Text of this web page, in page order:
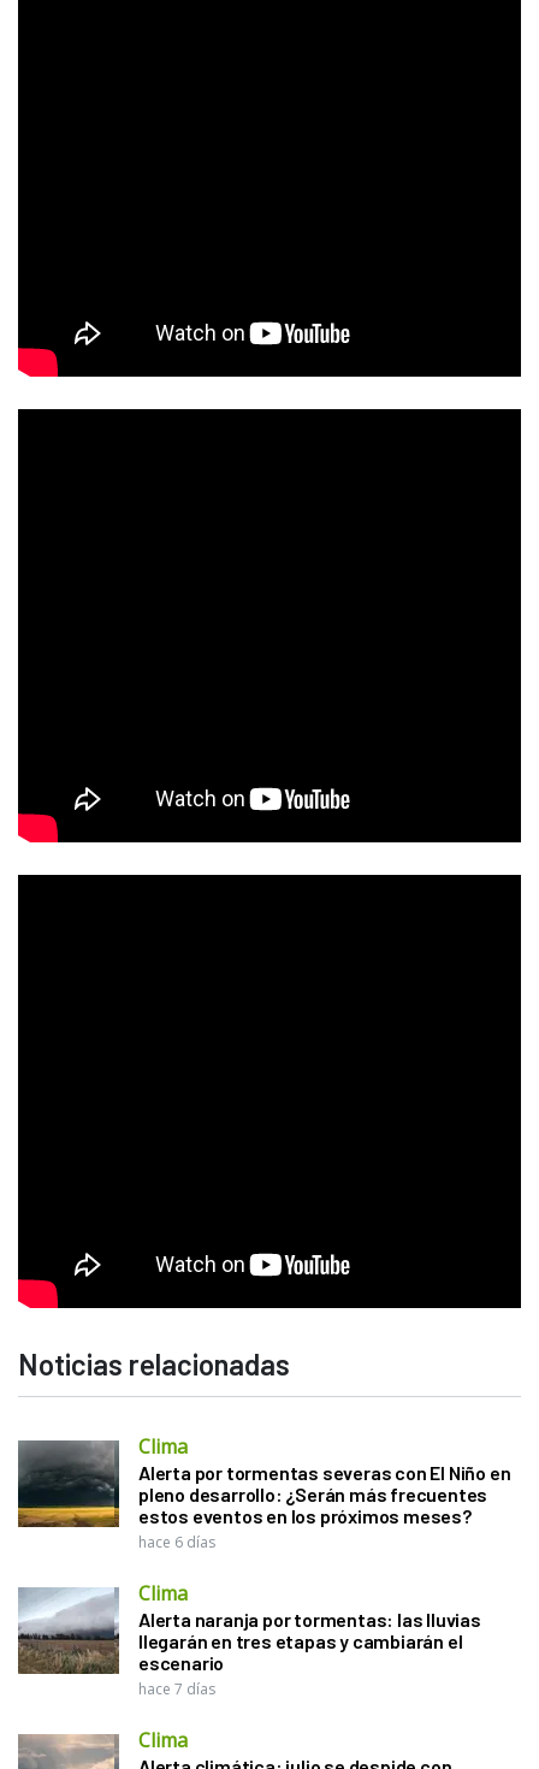
Noticias relacionadas
Clima
Alerta por tormentas severas con El Niño en
pleno desarrollo: ¿Serán más frecuentes
estos eventos en los próximos meses?
hace 6 días
Clima
Alerta naranja por tormentas: las lluvias
llegarán en tres etapas y cambiarán el
escenario
hace 7 días
Clima